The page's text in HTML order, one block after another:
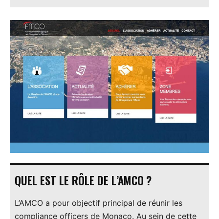
QUEL EST LE RÔLE DE L’AMCO ?
L’AMCO a pour objectif principal de réunir les
compliance officers de Monaco. Au sein de cette